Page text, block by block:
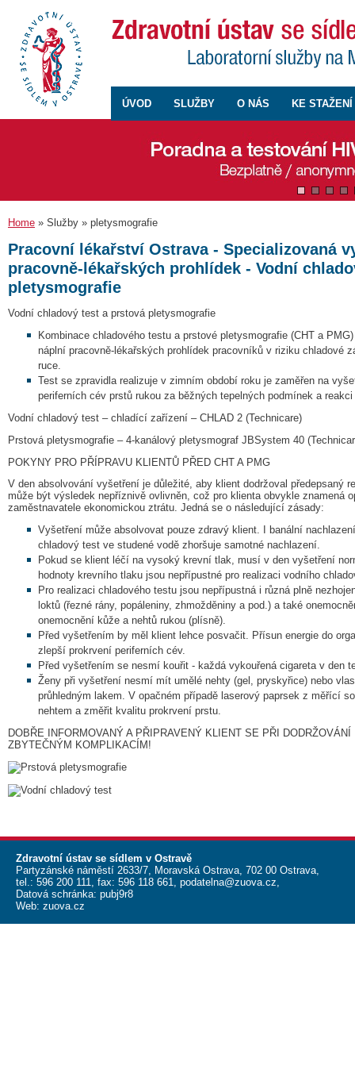
ÚVOD SLUŽBY O NÁS KE STAŽENÍ
Home » Služby » pletysmografie
Pracovní lékařství Ostrava - Specializovaná
pracovně-lékařských prohlídek - Vodní
pletysmografie
Vodní chladový test a prstová pletysmografie
Kombinace chladového testu a prstové pletysmografie (CHT a
náplní pracovně-lékařských prohlídek pracovníků v riziku chladové
ruce.
Test se zpravidla realizuje v zimním období roku je zaměřen na
periferních cév prstů rukou za běžných tepelných podmínek a
Vodní chladový test – chladící zařízení – CHLAD 2 (Technicare)
Prstová pletysmografie – 4-kanálový pletysmograf JBSystem 40
POKYNY PRO PŘÍPRAVU KLIENTŮ PŘED CHT A PMG
V den absolvování vyšetření je důležité, aby klient dodržoval předepsaný
může být výsledek nepříznivě ovlivněn, což pro klienta obvykle znamená
zaměstnavatele ekonomickou ztrátu. Jedná se o následující zásady:
Vyšetření může absolvovat pouze zdravý klient. I banální
chladový test ve studené vodě zhoršuje samotné nachlazení.
Pokud se klient léčí na vysoký krevní tlak, musí v den vyšetření
hodnoty krevního tlaku jsou nepřípustné pro realizaci vodního
Pro realizaci chladového testu jsou nepřípustná i různá plně
loktů (řezné rány, popáleniny, zhmožděniny a pod.) a také
onemocnění kůže a nehtů rukou (plísně).
Před vyšetřením by měl klient lehce posvačit. Přísun energie do
zlepší prokrvení periferních cév.
Před vyšetřením se nesmí kouřit - každá vykouřená cigareta v den
Ženy při vyšetření nesmí mít umělé nehty (gel, pryskyřice) nebo
průhledným lakem. V opačném případě laserový paprsek z měřící
nehtem a změřit kvalitu prokrvení prstu.
DOBŘE INFORMOVANÝ A PŘIPRAVENÝ KLIENT SE PŘI
ZBYTEČNÝM KOMPLIKACÍM!
Zdravotní ústav se sídlem v Ostravě
Partyzánské náměstí 2633/7, Moravská Ostrava, 702 00 Ostrava,
tel.: 596 200 111, fax: 596 118 661, podatelna@zuova.cz,
Datová schránka: pubj9r8
Web: zuova.cz